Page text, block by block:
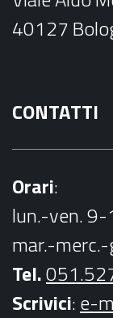
o
k
40127
CONTATTI
Orari:
lun.-ven.
mar.-
Tel.
Scrivici:e-